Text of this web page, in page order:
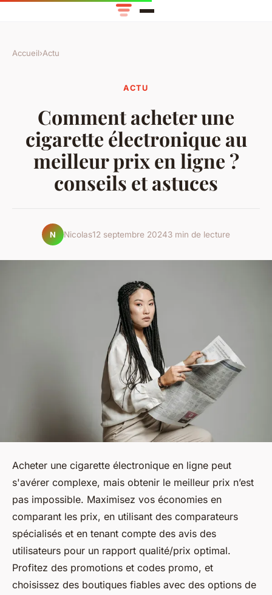
Accueil›Actu
ACTU
Comment acheter une
cigarette électronique au
meilleur prix en ligne ?
conseils et astuces
N Nicolas12 septembre 20243 min de lecture
Acheter une cigarette électronique en ligne peut
s'avérer complexe, mais obtenir le meilleur prix n’est
pas impossible. Maximisez vos économies en
comparant les prix, en utilisant des comparateurs
spécialisés et en tenant compte des avis des
utilisateurs pour un rapport qualité/prix optimal.
Profitez des promotions et codes promo, et
choisissez des boutiques fiables avec des options de